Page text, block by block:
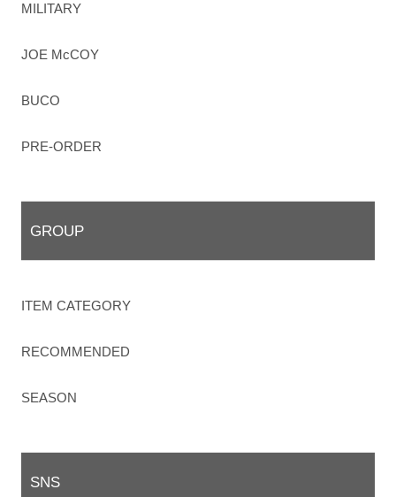
MILITARY
JOE McCOY
BUCO
PRE-ORDER
GROUP
ITEM CATEGORY
RECOMMENDED
SEASON
SNS